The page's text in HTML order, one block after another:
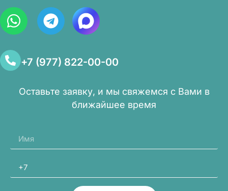
+7 (977) 822-00-00
Оставьте заявку, и мы свяжемся с Вами в
ближайшее время